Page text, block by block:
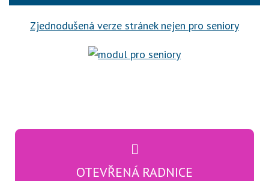
Zjednodušená verze stránek nejen pro seniory
OTEVŘENÁ RADNICE